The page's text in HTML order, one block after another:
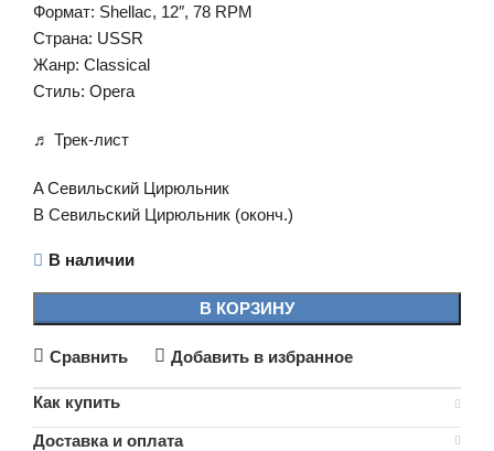
Формат: Shellac, 12″, 78 RPM
Страна: USSR
Жанр: Classical
Стиль: Opera
♬ Трек-лист
A Севильский Цирюльник
B Севильский Цирюльник (оконч.)
В наличии
В КОРЗИНУ
Сравнить Добавить в избранное
Как купить
Доставка и оплата